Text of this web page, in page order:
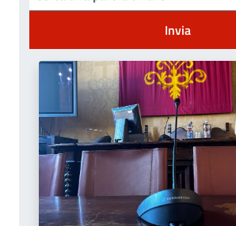
Invia